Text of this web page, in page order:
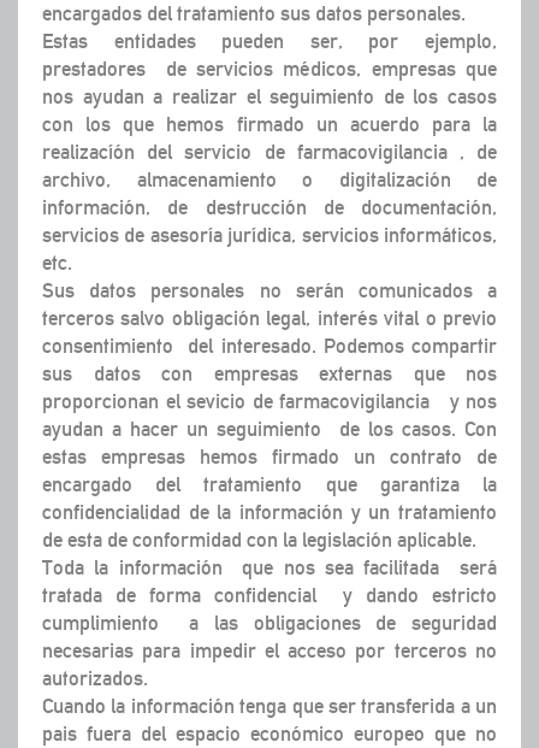
encargados del tratamiento sus datos personales.
Estas entidades pueden ser, por ejemplo,
prestadores de servicios médicos, empresas que
nos ayudan a realizar el seguimiento de los casos
con los que hemos firmado un acuerdo para la
realizacíón del servicio de farmacovigilancia , de
archivo, almacenamiento o digitalización de
información, de destrucción de documentación,
servicios de asesoría jurídica, servicios informáticos,
etc.
Sus datos personales no serán comunicados a
terceros salvo obligación legal, interés vital o previo
consentimiento del interesado. Podemos compartir
sus datos con empresas externas que nos
proporcionan el sevicio de farmacovigilancia y nos
ayudan a hacer un seguimiento de los casos. Con
estas empresas hemos firmado un contrato de
encargado del tratamiento que garantiza la
confidencialidad de la información y un tratamiento
de esta de conformidad con la legislación aplicable.
Toda la información que nos sea facilitada será
tratada de forma confidencial y dando estricto
cumplimiento a las obligaciones de seguridad
necesarias para impedir el acceso por terceros no
autorizados.
Cuando la información tenga que ser transferida a un
pais fuera del espacio económico europeo que no